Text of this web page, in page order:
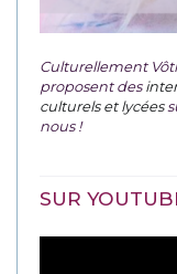
Culturellement
proposent des
culturels et lycées
nous !
SUR